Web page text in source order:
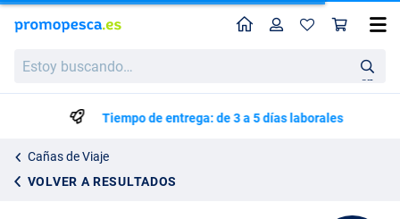
buscando…
en
Perfil
Tiempo de entrega: de 3 a 5 días laborales
Cañas de Viaje
VOLVER A RESULTADOS
Saenger Pro-T Gold Tele Travel Caña Telescópica
47.95